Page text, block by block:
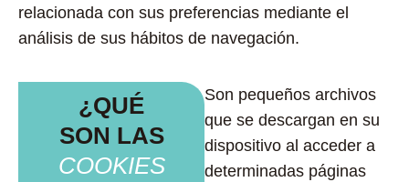
relacionada con sus preferencias mediante el
análisis de sus hábitos de navegación.
¿QUÉ
SON LAS
COOKIES
Son pequeños archivos
que se descargan en su
dispositivo al acceder a
determinadas páginas